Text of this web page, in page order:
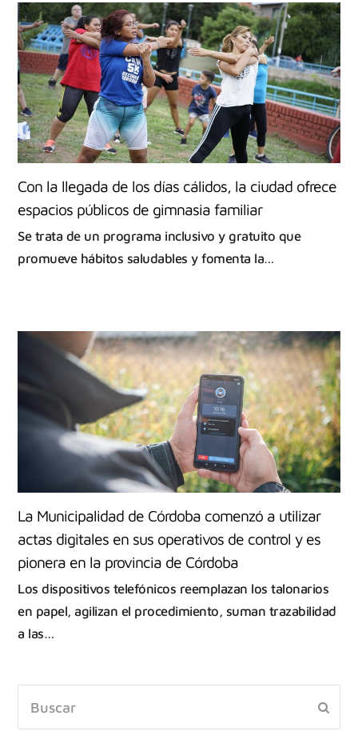
Con la llegada de los días cálidos, la ciudad ofrece
espacios públicos de gimnasia familiar
Se trata de un programa inclusivo y gratuito que
promueve hábitos saludables y fomenta la…
La Municipalidad de Córdoba comenzó a utilizar
actas digitales en sus operativos de control y es
pionera en la provincia de Córdoba
Los dispositivos telefónicos reemplazan los talonarios
en papel, agilizan el procedimiento, suman trazabilidad
a las…